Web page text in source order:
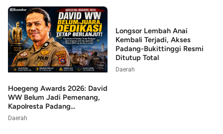
Hoegeng Awards 2026: David
WW Belum Jadi Pemenang,
Kapolresta Padang...
Daerah
Longsor Lembah Anai
Kembali Terjadi, Akses
Padang-Bukittinggi Resmi
Ditutup Total
Daerah